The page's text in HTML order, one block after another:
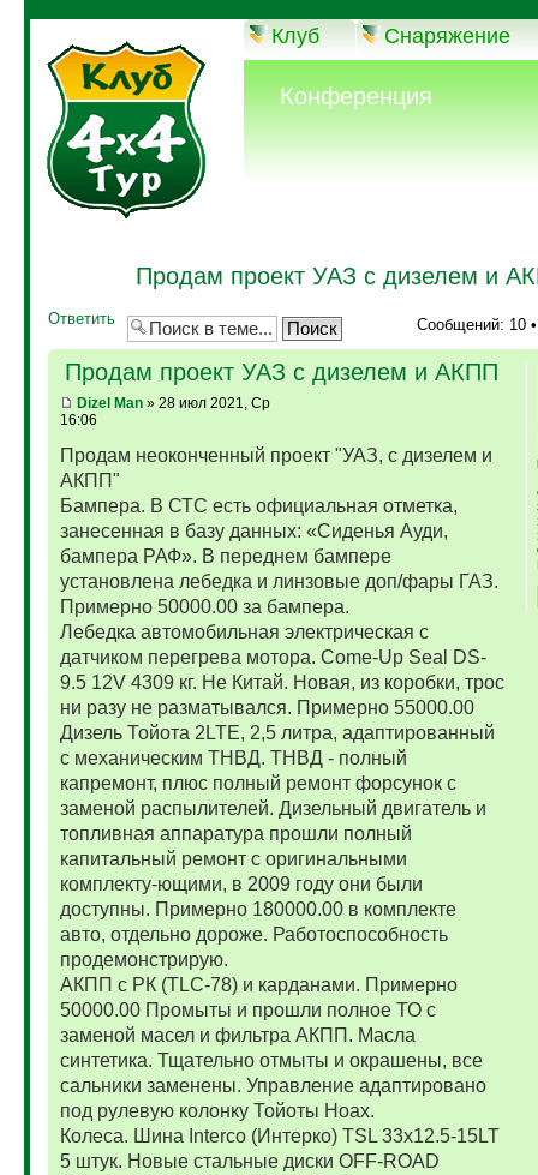
Клуб Снаряжение
Конференция
Продам проект УАЗ с дизелем и
Ответить Сообщений: 10
Продам проект УАЗ с дизелем и АКПП
Dizel Man» 28 июл 2021, Ср
16:06
Продам неоконченный проект "УАЗ, с дизелем и
АКПП"
Бампера. В СТС есть официальная отметка,
занесенная в базу данных: «Сиденья Ауди,
бампера РАФ». В переднем бампере
установлена лебедка и линзовые доп/фары ГАЗ.
Примерно 50000.00 за бампера.
Лебедка автомобильная электрическая с
датчиком перегрева мотора. Come-Up Seal DS-
9.5 12V 4309 кг. Не Китай. Новая, из коробки, трос
ни разу не разматывался. Примерно 55000.00
Дизель Тойота 2LTE, 2,5 литра, адаптированный
с механическим ТНВД. ТНВД - полный
капремонт, плюс полный ремонт форсунок с
заменой распылителей. Дизельный двигатель и
топливная аппаратура прошли полный
капитальный ремонт с оригинальными
комплекту-ющими, в 2009 году они были
доступны. Примерно 180000.00 в комплекте
авто, отдельно дороже. Работоспособность
продемонстрирую.
АКПП с РК (TLC-78) и карданами. Примерно
50000.00 Промыты и прошли полное ТО с
заменой масел и фильтра АКПП. Масла
синтетика. Тщательно отмыты и окрашены, все
сальники заменены. Управление адаптировано
под рулевую колонку Тойоты Ноах.
Колеса. Шина Interco (Интерко) TSL 33x12.5-15LT
5 штук. Новые стальные диски OFF-ROAD